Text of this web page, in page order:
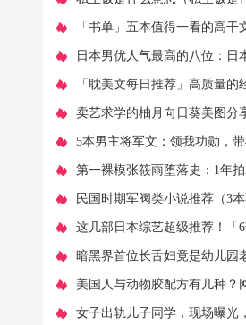
络用语）
「书单」五本值得一看的高干
夺，宠虐均有，书荒戳进来
日本男优人气最高的八位：日
排名
「耽美文每日推荐」高质量的
文，每本都不错，不要错过哦
卖艺求学的柚月向日葵美图分
世界我都可以忘记！
​5本男主将军文：领我功勋，
下，威震九州
第一裸模张筱雨堕落史：1年
真，远比你想象的大胆
民国时期军阀类小说推荐（3
军阀文爽点十足）
这几部日本综艺超级推荐！「
综」指路
暗黑界首位长舌妇竟是幼儿园
花的神秘转型
美国人与动物胶配方有几种？
方简直神奇！粘性无所不能
女子出轨儿子同学，现场曝光